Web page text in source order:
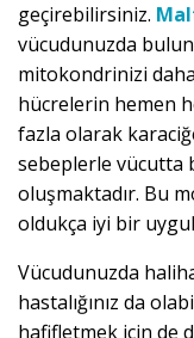
geçirebilirsiniz.
vücudunuzda
mitokondrinizi daha
hücrelerin hemen
fazla olarak
sebeplerle vücutta
oluşmaktadır. Bu
oldukça iyi bir
Vücudunuzda
hastalığınız da
hafifletmek için de